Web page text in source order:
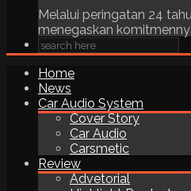
Melalui peringatan 24
menegaskan
Home
News
Car Audio System
Cover Story
Car Audio
Carsmetic
Review
Advetorial